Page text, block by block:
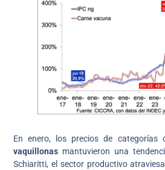
En enero, los precios de categorías
vaquillonas mantuvieron una
Schiaritti, el sector productivo